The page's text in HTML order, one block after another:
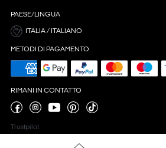
PAESE/LINGUA
ITALIA / ITALIANO
METODI DI PAGAMENTO
RIMANI IN CONTATTO
Trustpilot